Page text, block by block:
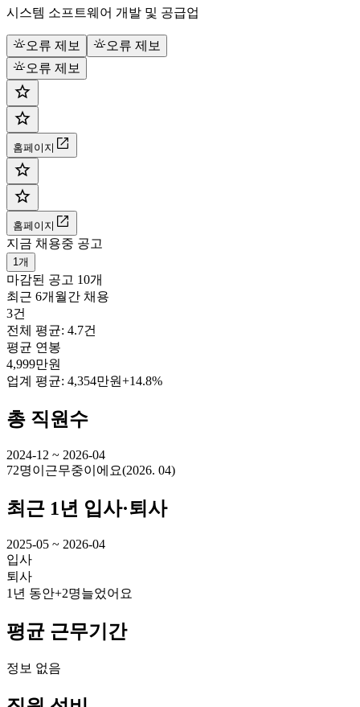
시스템 소프트웨어 개발 및 공급업
오류 제보
오류 제보
오류 제보
홈페이지
홈페이지
지금 채용중 공고
1개
마감된 공고 10개
최근 6개월간 채용
3건
전체 평균: 4.7건
평균 연봉
4,999만원
업계 평균: 4,354만원+14.8%
총 직원수
2024-12 ~ 2026-04
72명이 근무중이에요(2026. 04)
최근 1년 입사·퇴사
2025-05 ~ 2026-04
입사
퇴사
1년 동안+2명늘었어요
평균 근무기간
정보 없음